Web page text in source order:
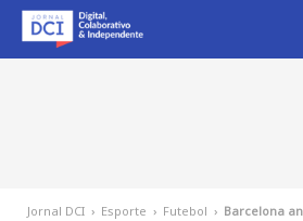
Jornal DCI › Esporte › Futebol › Barcelona